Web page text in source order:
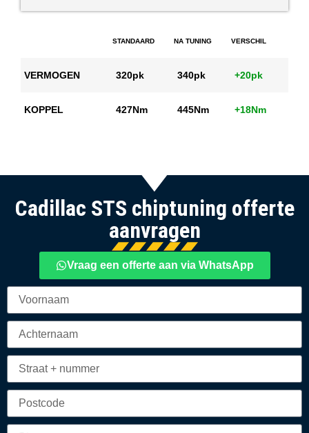
STANDAARD NA TUNING VERSCHIL
VERMOGEN 320pk 340pk +20pk
KOPPEL 427Nm 445Nm +18Nm
Cadillac STS chiptuning offerte
aanvragen
Vraag een offerte aan via WhatsApp